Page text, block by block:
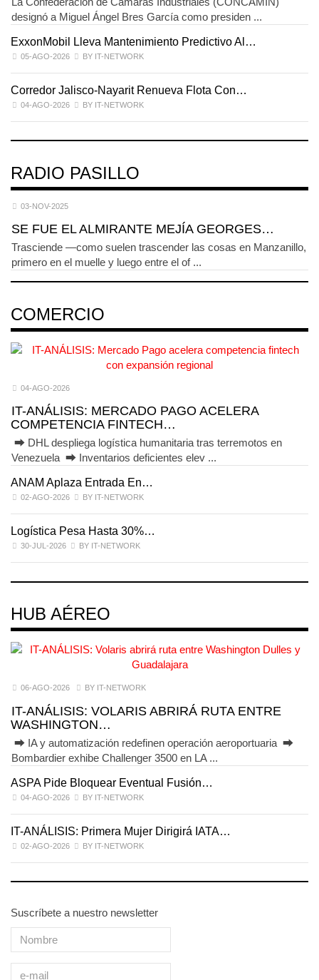
designó a Miguel Ángel Bres García como presiden ...
ExxonMobil Lleva Mantenimiento Predictivo Al…
05-AGO-2026 BY IT-NETWORK
Corredor Jalisco-Nayarit Renueva Flota Con…
04-AGO-2026 BY IT-NETWORK
RADIO PASILLO
03-NOV-2025
SE FUE EL ALMIRANTE MEJÍA GEORGES…
Trasciende —como suelen trascender las cosas en Manzanillo,
primero en el muelle y luego entre el of ...
COMERCIO
04-AGO-2026
IT-ANÁLISIS: MERCADO PAGO ACELERA
COMPETENCIA FINTECH…
⮕ DHL despliega logística humanitaria tras terremotos en
Venezuela ⮕ Inventarios deficientes elev ...
ANAM Aplaza Entrada En…
02-AGO-2026 BY IT-NETWORK
Logística Pesa Hasta 30%…
30-JUL-2026 BY IT-NETWORK
HUB AÉREO
06-AGO-2026 BY IT-NETWORK
IT-ANÁLISIS: VOLARIS ABRIRÁ RUTA ENTRE
WASHINGTON…
⮕ IA y automatización redefinen operación aeroportuaria ⮕
Bombardier exhibe Challenger 3500 en LA ...
ASPA Pide Bloquear Eventual Fusión…
04-AGO-2026 BY IT-NETWORK
IT-ANÁLISIS: Primera Mujer Dirigirá IATA…
02-AGO-2026 BY IT-NETWORK
Suscríbete a nuestro newsletter